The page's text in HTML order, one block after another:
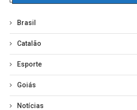
Brasil
Catalão
Esporte
Goiás
Notícias